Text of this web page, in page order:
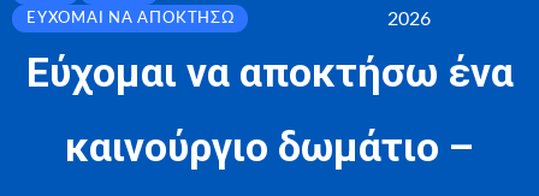
ΕΎΧΟΜΑΙ ΝΑ ΑΠΟΚΤΉΣΩ
2026
Εύχομαι να αποκτήσω ένα
καινούργιο δωμάτιο –